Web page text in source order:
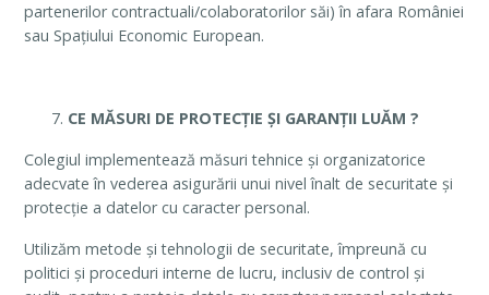
partenerilor contractuali/colaboratorilor săi) în afara României
sau Spațiului Economic European.
CE MĂSURI DE PROTECȚIE ȘI GARANȚII LUĂM ?
Colegiul implementează măsuri tehnice și organizatorice
adecvate în vederea asigurării unui nivel înalt de securitate și
protecție a datelor cu caracter personal.
Utilizăm metode şi tehnologii de securitate, împreună cu
politici şi proceduri interne de lucru, inclusiv de control şi